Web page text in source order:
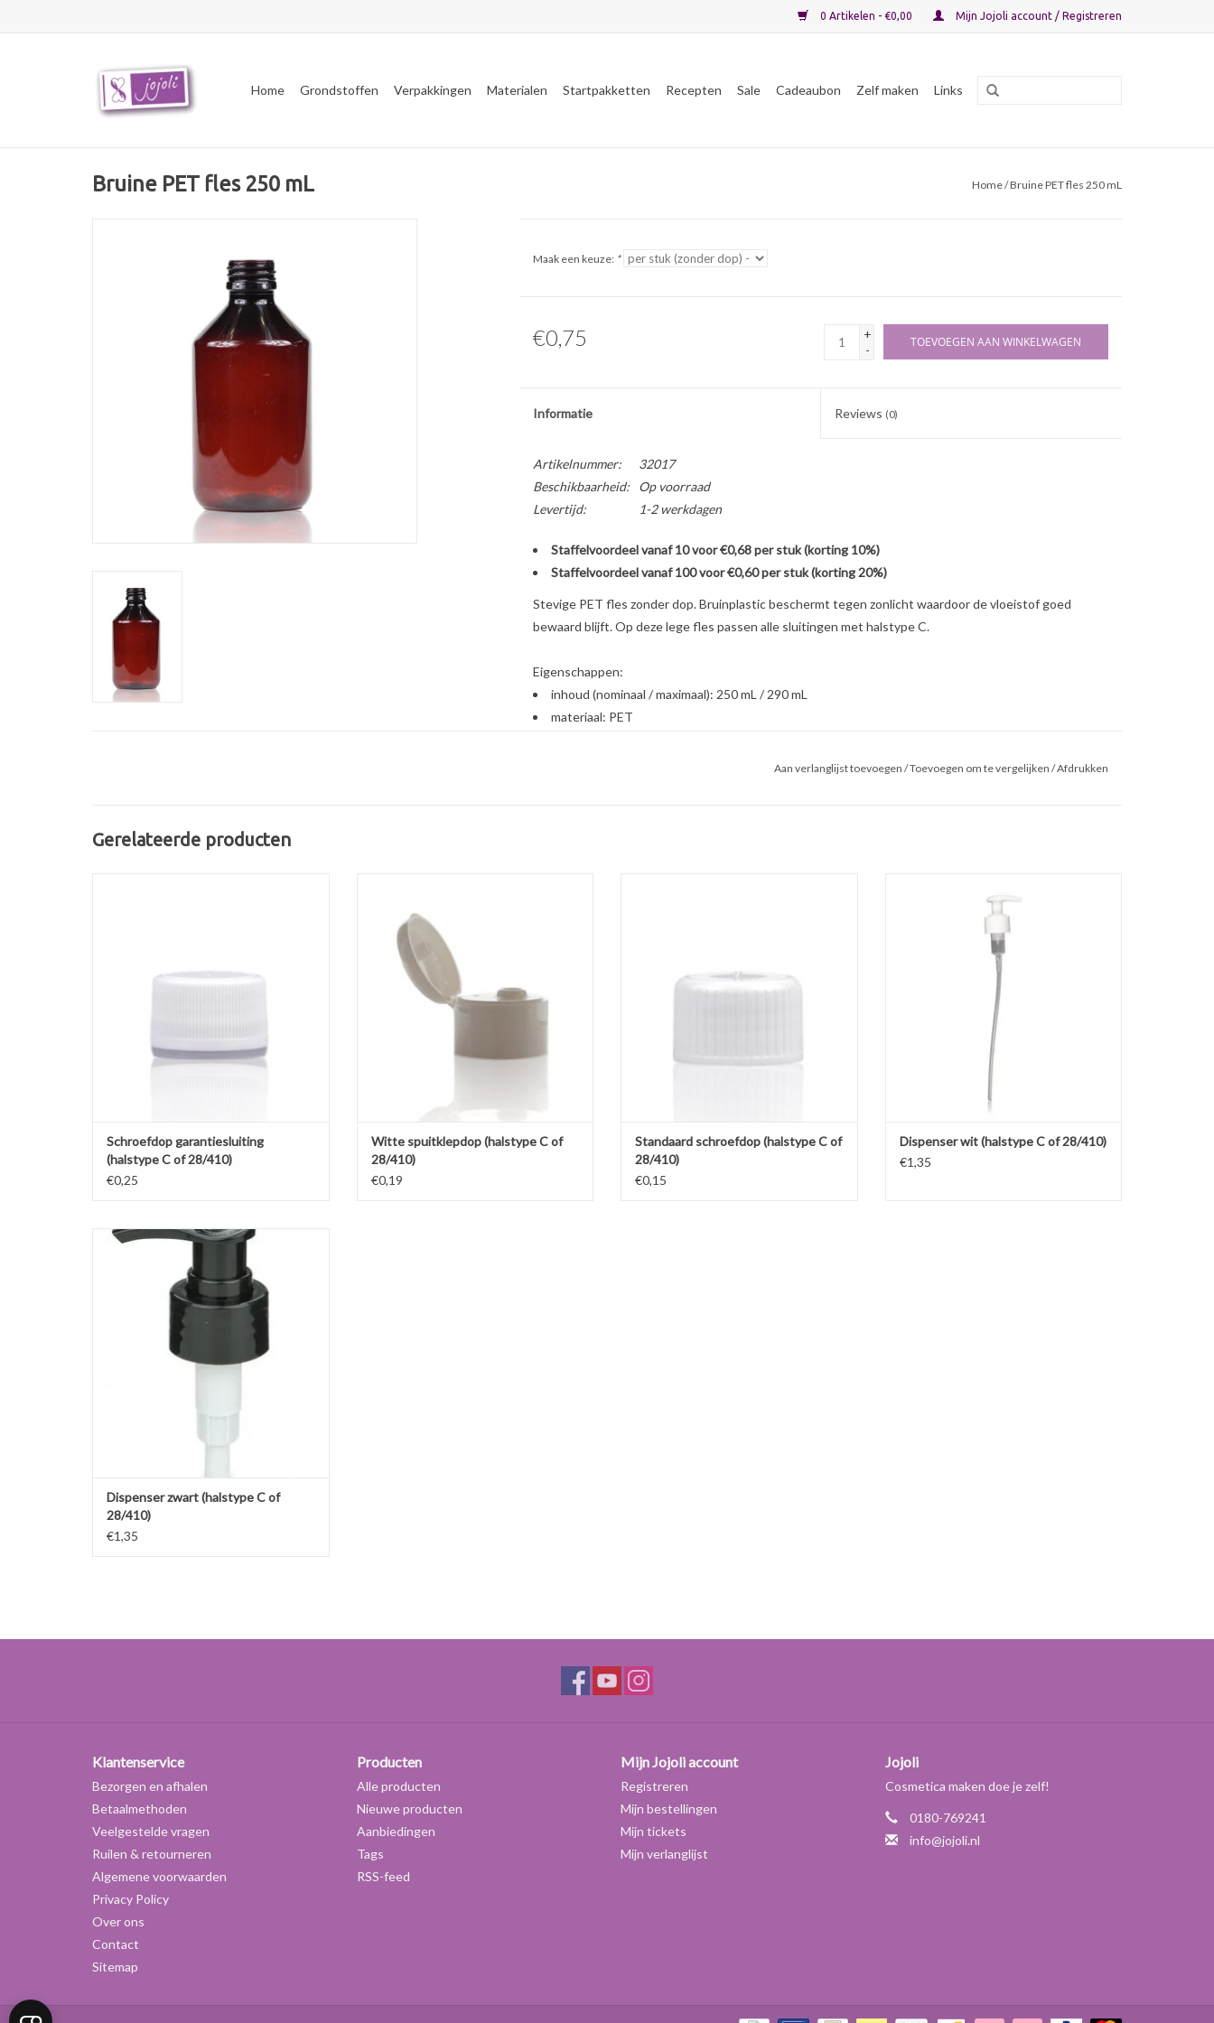
0 Artikelen - €0,00 Mijn Jojoli account / Registreren
Home Grondstoffen Verpakkingen Materialen Startpakketten Recepten Sale Cadeaubon Zelf maken Links
Bruine PET fles 250 mL Home/ Bruine PET fles 250 mL
Maak een keuze: *
€0,75
+
-
TOEVOEGEN AAN WINKELWAGEN
Informatie Reviews (0)
Artikelnummer:
32017
Beschikbaarheid:
Op voorraad
Levertijd:
1-2 werkdagen
Staffelvoordeel vanaf 10 voor €0,68 per stuk (korting 10%)
Staffelvoordeel vanaf 100 voor €0,60 per stuk (korting 20%)
Stevige PET fles zonder dop. Bruinplastic beschermt tegen zonlicht waardoor de vloeistof goed
bewaard blijft. Op deze lege fles passen alle sluitingen met halstype C.
Eigenschappen:
inhoud (nominaal / maximaal): 250 mL / 290 mL
materiaal: PET
afmetingen: hoogte 132 mm, diameter 63 mmAan verlanglijst toevoegen /Toevoegen om te vergelijken /Afdrukken
Gerelateerde producten
Schroefdop garantiesluiting
(halstype C of 28/410)
€0,25
TOEVOEGEN AAN WINKELWAGEN
Witte spuitklepdop (halstype C of
28/410)
€0,19
Standaard schroefdop (halstype C of
28/410)
€0,15
vloeibare producten zoals handzeep en
ontsmettingsgel.
TOEVOEGEN AAN WINKELWAGEN
Dispenser wit (halstype C of 28/410)
€1,35
Zwarte dispenser halstype C. Ideaal voor dik
ontsmettingsgel.
TOEVOEGEN AAN WINKELWAGEN
Dispenser zwart (halstype C of
28/410)
€1,35
Klantenservice
Bezorgen en afhalen
Betaalmethoden
Veelgestelde vragen
Ruilen & retourneren
Algemene voorwaarden
Privacy Policy
Over ons
Contact
Sitemap
Producten
Alle producten
Nieuwe producten
Aanbiedingen
Tags
RSS-feed
Mijn Jojoli account
Registreren
Mijn bestellingen
Mijn tickets
Mijn verlanglijst
Jojoli
Cosmetica maken doe je zelf!
0180-769241
info@jojoli.nl